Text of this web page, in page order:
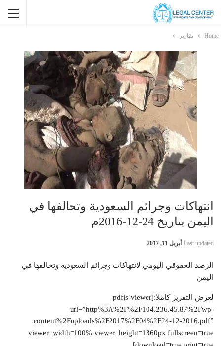
Home تقارير
انتهاكات وجرائم السعودية وتحالفها في
اليمن بتاريخ 24-12-2016م
Last updated أبريل 11, 2017
الرصد الحقوقي اليومي لانتهاكات وجرائم السعودية وتحالفها في
اليمن
لعرض التقرير كاملا:[pdfjs-viewer
url=”http%3A%2F%2F104.236.45.87%2Fwp-
content%2Fuploads%2F2017%2F04%2F24-12-2016.pdf”
viewer_width=100% viewer_height=1360px fullscreen=true